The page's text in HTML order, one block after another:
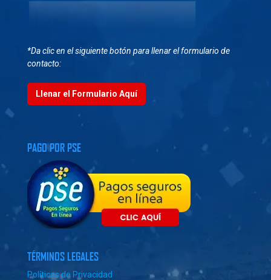
*Da clic en el siguiente botón para llenar el formulario de
contacto:
Llenar el Formulario Aquí
PAGO POR PSE
TÉRMINOS LEGALES
Políticas de Privacidad